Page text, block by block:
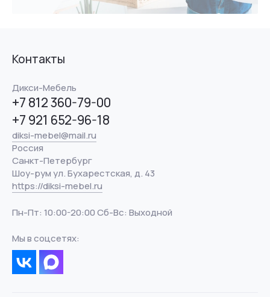
Контакты
Дикси-Мебель
+7 812 360-79-00
+7 921 652-96-18
diksi-mebel@mail.ru
Россия
Санкт-Петербург
Шоу-рум ул. Бухарестская, д. 43
https://diksi-mebel.ru
Пн-Пт: 10:00-20:00 Сб-Вс: Выходной
Мы в соцсетях: